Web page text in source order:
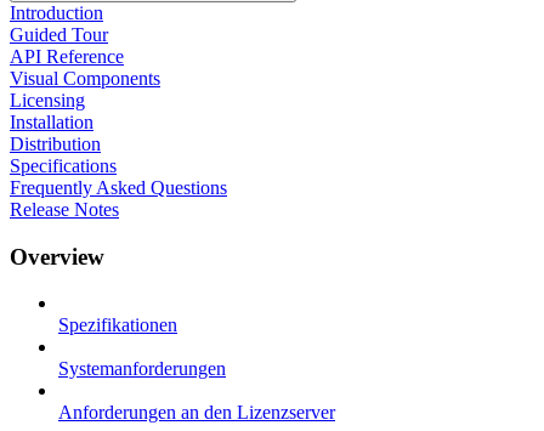
Introduction
Guided Tour
API Reference
Visual Components
Licensing
Installation
Distribution
Specifications
Frequently Asked Questions
Release Notes
Overview
Spezifikationen
Systemanforderungen
Anforderungen an den Lizenzserver